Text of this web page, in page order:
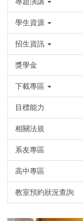
學生資源
招生資訊
獎學金
下載專區
目標能力
相關法規
系友專區
高中專區
教室預約狀況查詢